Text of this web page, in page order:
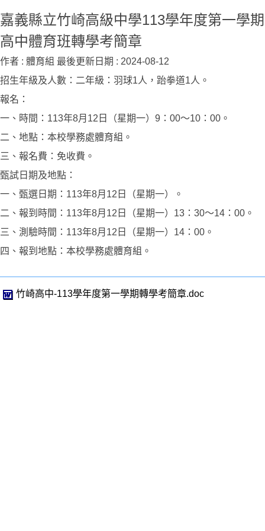
嘉義縣立竹崎高級中學113學年度第一學期
高中體育班轉學考簡章
作者 : 體育組 最後更新日期 : 2024-08-12
招生年級及人數：二年級：羽球1人，跆拳道1人。
報名：
一、時間：113年8月12日（星期一）9：00〜10：00。
二、地點：本校學務處體育組。
三、報名費：免收費。
甄試日期及地點：
一、甄選日期：113年8月12日（星期一）。
二、報到時間：113年8月12日（星期一）13：30～14：00。
三、測驗時間：113年8月12日（星期一）14：00。
四、報到地點：本校學務處體育組。
竹崎高中-113學年度第一學期轉學考簡章.doc